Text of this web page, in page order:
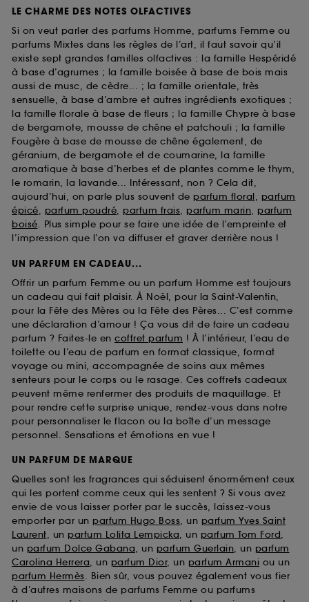
LE CHARME DES NOTES OLFACTIVES
Si on veut parler des parfums Homme, parfums Femme ou
parfums Mixtes dans les règles de l’art, il faut savoir qu’il
existe sept grandes familles olfactives : la famille Hespéridé
à base d’agrumes ; la famille boisée à base de bois mais
aussi de musc, de cèdre... ; la famille orientale, très
sensuelle, à base d’ambre et autres ingrédients exotiques ;
la famille florale à base de fleurs ; la famille Chypre à base
de bergamote, mousse de chêne et patchouli ; la famille
Fougère à base de mousse de chêne également, de
géranium, de bergamote et de coumarine, la famille
aromatique à base d’herbes et de plantes comme le thym,
le romarin, la lavande... Intéressant, non ? Cela dit,
aujourd’hui, on parle plus souvent de parfum floral, parfum
épicé, parfum poudré, parfum frais, parfum marin, parfum
boisé. Plus simple pour se faire une idée de l’empreinte et
l’impression que l’on va diffuser et graver derrière nous !
UN PARFUM EN CADEAU...
Offrir un parfum Femme ou un parfum Homme est toujours
un cadeau qui fait plaisir. À Noël, pour la Saint-Valentin,
pour la Fête des Mères ou la Fête des Pères... C’est comme
une déclaration d’amour ! Ça vous dit de faire un cadeau
parfum ? Faites-le en coffret parfum ! À l’intérieur, l’eau de
toilette ou l’eau de parfum en format classique, format
voyage ou mini, accompagnée de soins aux mêmes
senteurs pour le corps ou le rasage. Ces coffrets cadeaux
peuvent même renfermer des produits de maquillage. Et
pour rendre cette surprise unique, rendez-vous dans notre
pour personnaliser le flacon ou la boîte d’un message
personnel. Sensations et émotions en vue !
UN PARFUM DE MARQUE
Quelles sont les fragrances qui séduisent énormément ceux
qui les portent comme ceux qui les sentent ? Si vous avez
envie de vous laisser porter par le succès, laissez-vous
emporter par un parfum Hugo Boss, un parfum Yves Saint
Laurent, un parfum Lolita Lempicka, un parfum Tom Ford,
un parfum Dolce Gabana, un parfum Guerlain, un parfum
Carolina Herrera, un parfum Dior, un parfum Armani ou un
parfum Hermès. Bien sûr, vous pouvez également vous fier
à d’autres maisons de parfums Femme ou parfums